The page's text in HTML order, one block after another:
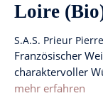
Loire
S.A.S. Prieur
Französischer
charaktervoller
mehr erfahren